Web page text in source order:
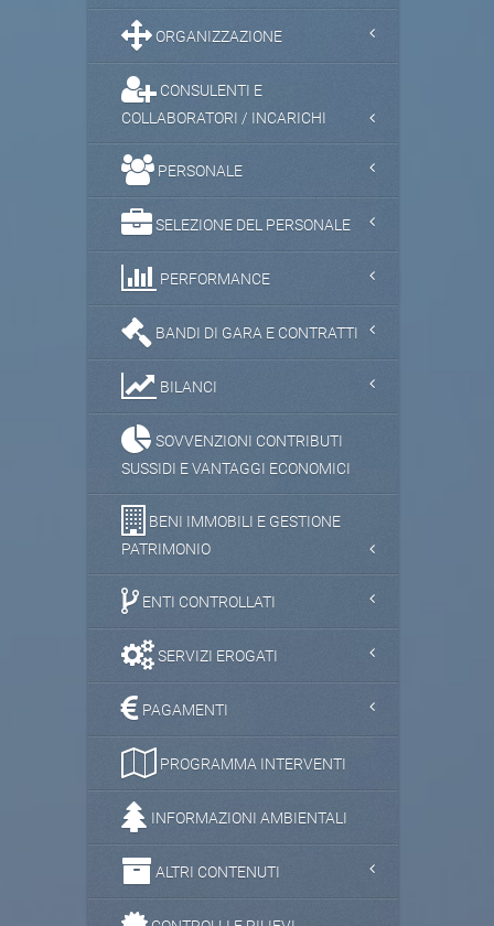
ORGANIZZAZIONE
CONSULENTI E
COLLABORATORI / INCARICHI
PERSONALE
SELEZIONE DEL PERSONALE
PERFORMANCE
BANDI DI GARA E CONTRATTI
BILANCI
SOVVENZIONI CONTRIBUTI
SUSSIDI E VANTAGGI ECONOMICI
BENI IMMOBILI E GESTIONE
PATRIMONIO
ENTI CONTROLLATI
SERVIZI EROGATI
PAGAMENTI
PROGRAMMA INTERVENTI
INFORMAZIONI AMBIENTALI
ALTRI CONTENUTI